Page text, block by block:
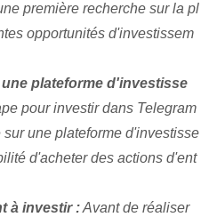
première recherche⁢ sur la pl
opportunités d'investissem
plateforme d'investisse
pour investir dans Telegram
une plateforme d'investisse
d'acheter des actions d'ent
à investir :Avant de réaliser